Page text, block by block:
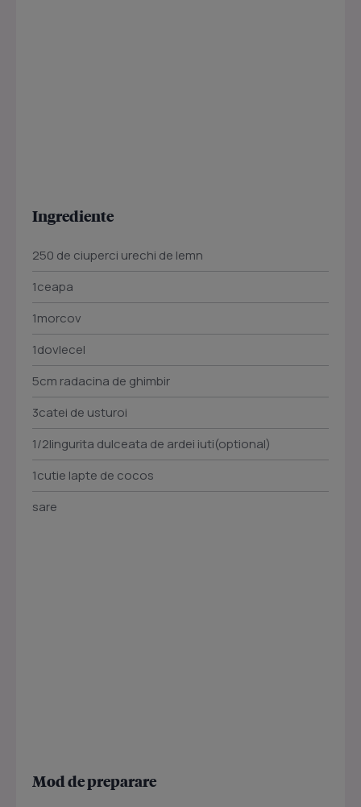
Ingrediente
250 de ciuperci urechi de lemn
1ceapa
1morcov
1dovlecel
5cm radacina de ghimbir
3catei de usturoi
1/2lingurita dulceata de ardei iuti(optional)
1cutie lapte de cocos
sare
Mod de preparare